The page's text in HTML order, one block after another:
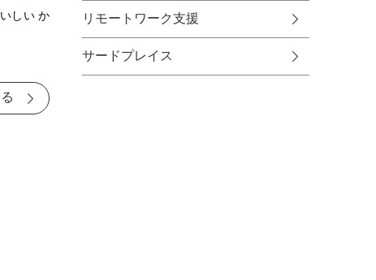
しい か
リモートワーク支援
サードプレイス